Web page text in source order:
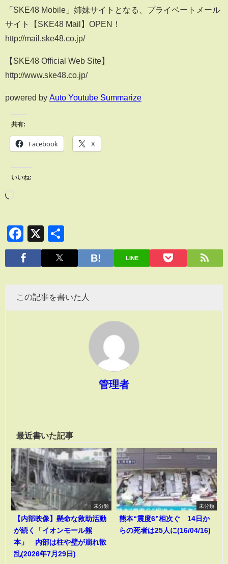
「SKE48 Mobile」姉妹サイトとなる、プライベートメール
サイト【SKE48 Mail】OPEN！
http://mail.ske48.co.jp/
【SKE48 Official Web Site】
http://www.ske48.co.jp/
powered by Auto Youtube Summarize
共有:
Facebook X
いいね:
Facebook
X
有
LINE
この記事を書いた人
管理者
最近書いた記事
未分類
【内部映像】懸命な救助活動
が続く「イオンモール熊
本」 内部は柱や壁が崩れ散
乱(2026年7月29日)
未分類
熊本“震度6”相次ぐ 14日か
らの死者は25人に(16/04/16)